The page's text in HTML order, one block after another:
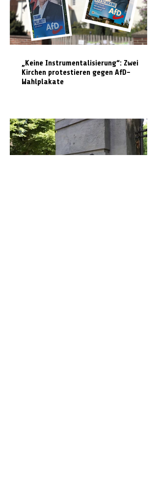
„Keine Instrumentalisierung“: Zwei
Kirchen protestieren gegen AfD-
Wahlplakate